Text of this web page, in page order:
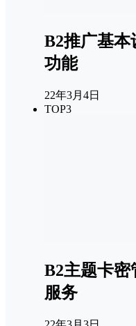
B2推广基本
功能
22年3月4日
TOP3
B2主题卡密
服务